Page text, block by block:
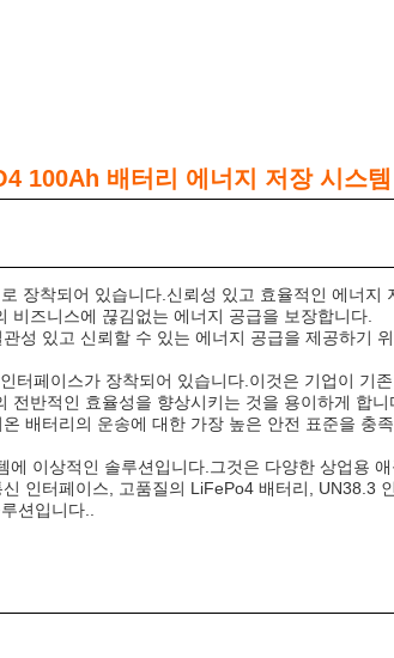
100Ah 배터리 에너지 저장 시스템
장착되어 있습니다.신뢰성 있고 효율적인 에너
즈니스에 끊김없는 에너지 공급을 보장합니다.
성 있고 신뢰할 수 있는 에너지 공급을 제공하기
터페이스가 장착되어 있습니다.이것은 기업이 기
전반적인 효율성을 향상시키는 것을 용이하게 합니
배터리의 운송에 대한 가장 높은 안전 표준을 충
이상적인 솔루션입니다.그것은 다양한 상업용
인터페이스, 고품질의 LiFePo4 배터리, UN38.3
션입니다..